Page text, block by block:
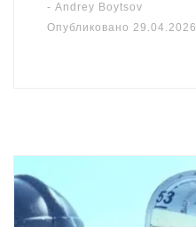
- Andrey Boytsov
Опубликовано 29.04.2026